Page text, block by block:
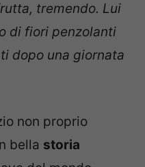
tremendo. Lui
di fiori penzolanti
dopo una giornata
non proprio
bella storia